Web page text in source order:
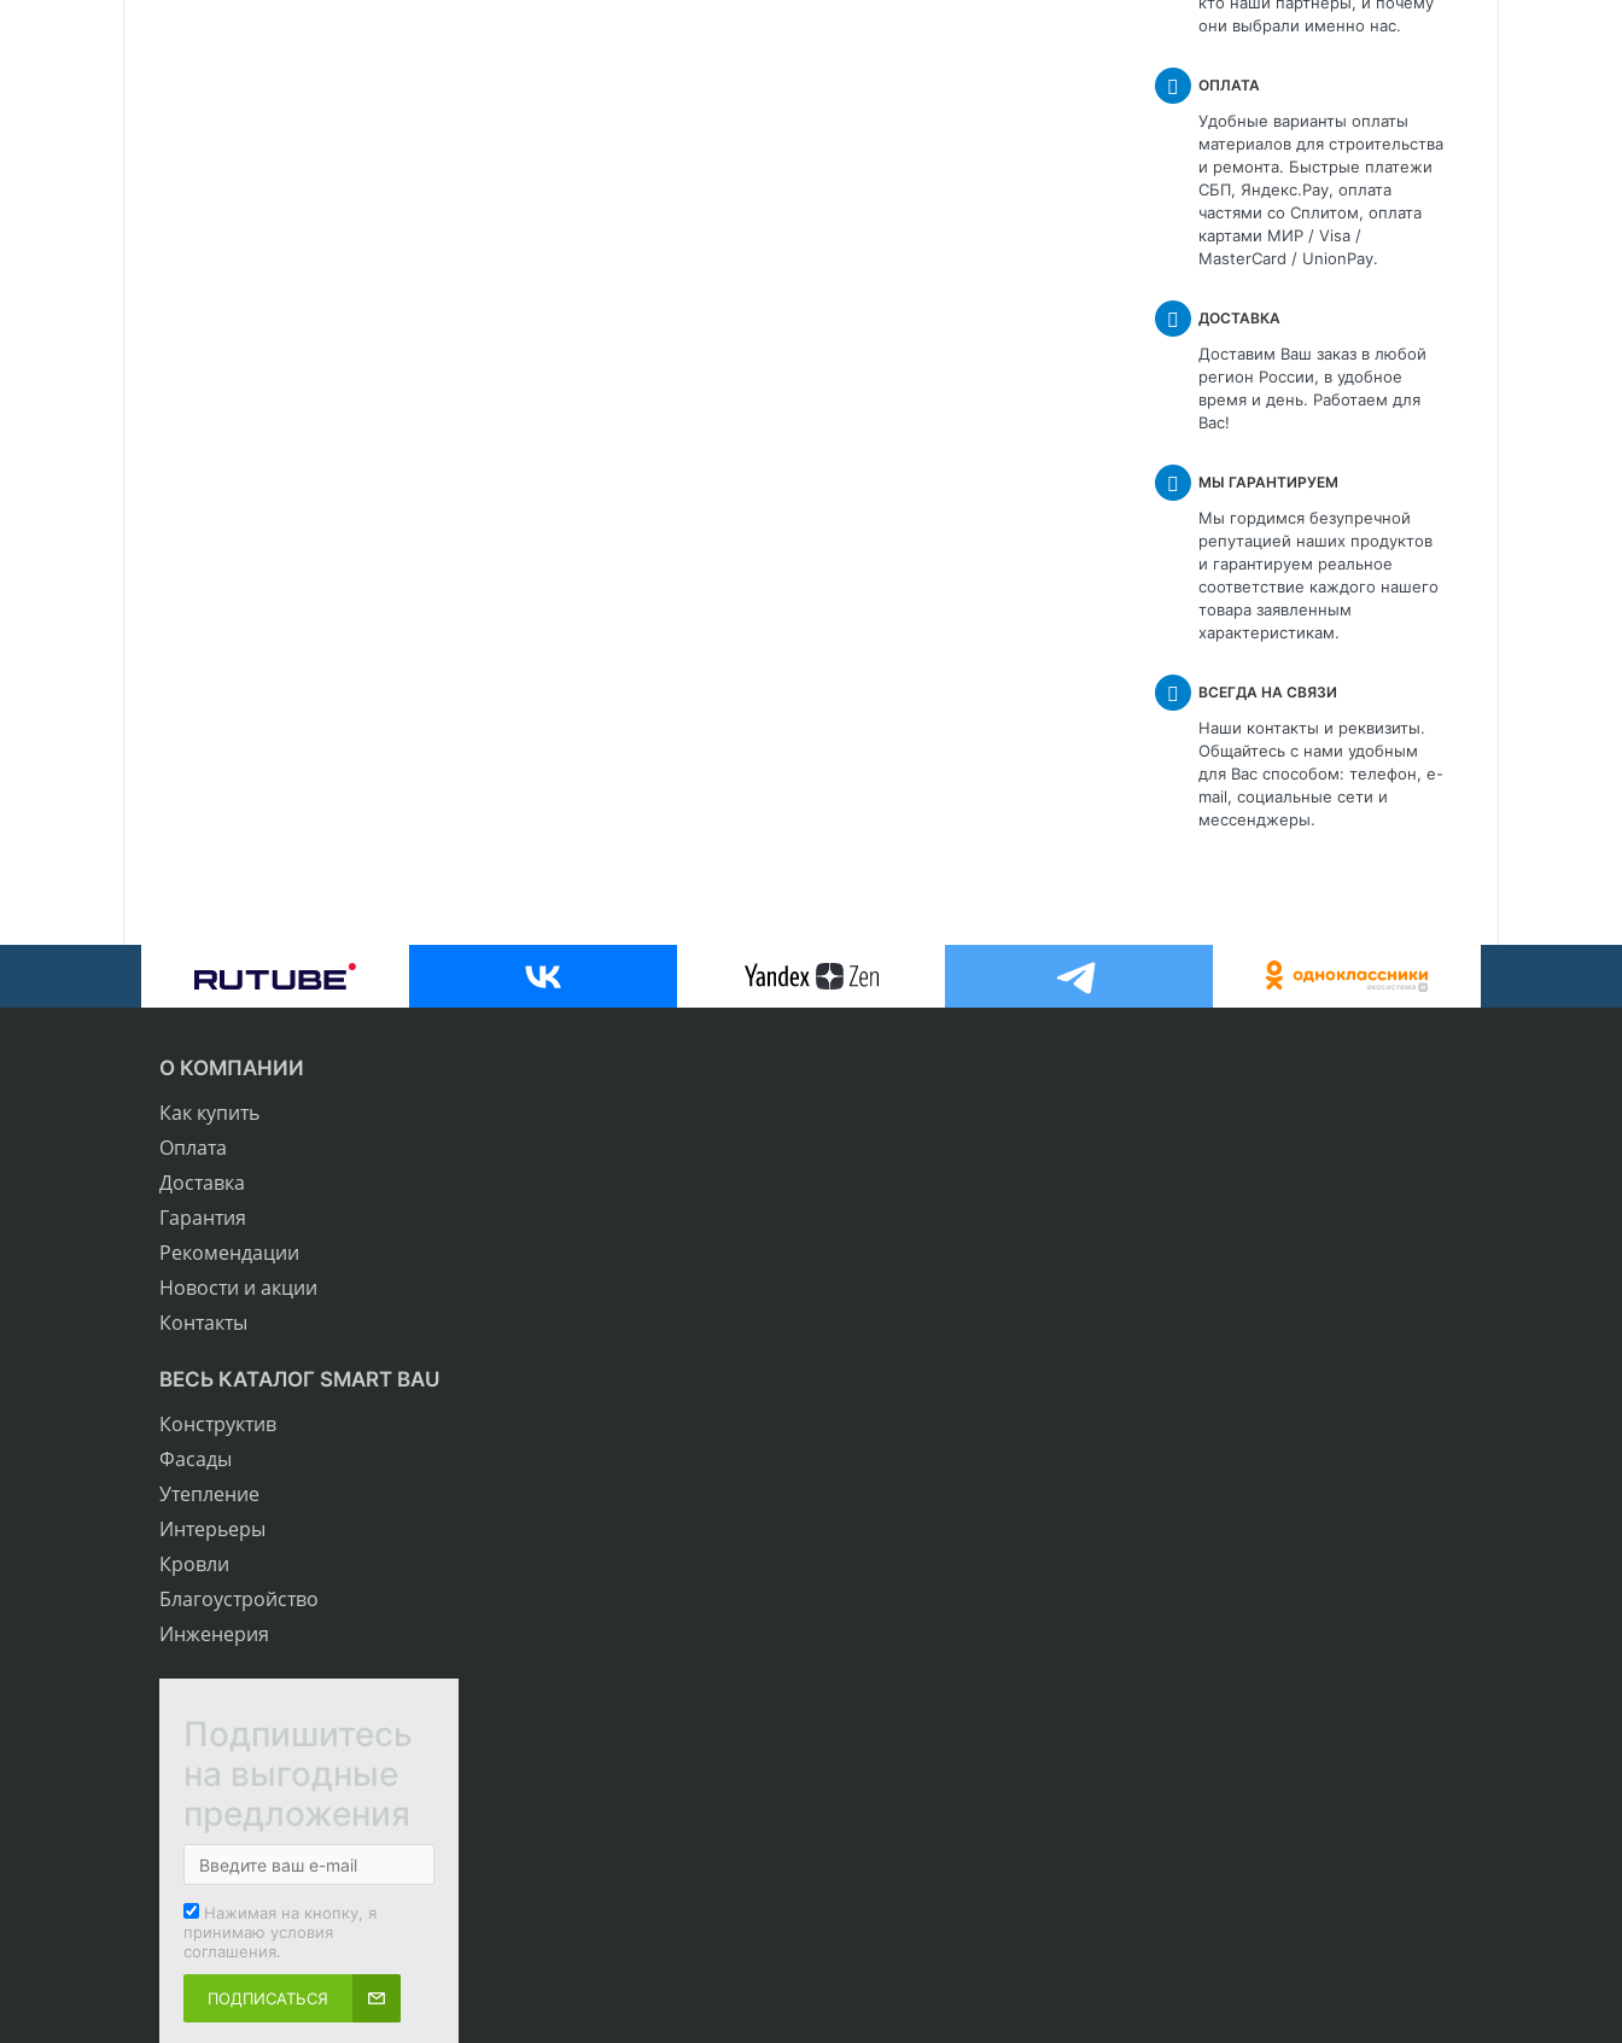
они выбрали именно нас.
ОПЛАТА
Удобные варианты оплаты
материалов для строительства
и ремонта. Быстрые платежи
СБП, Яндекс.Pay, оплата
частями со Сплитом, оплата
картами МИР / Visa /
MasterCard / UnionPay.
ДОСТАВКА
Доставим Ваш заказ в любой
регион России, в удобное
время и день. Работаем для
Вас!
МЫ ГАРАНТИРУЕМ
Мы гордимся безупречной
репутацией наших продуктов
и гарантируем реальное
соответствие каждого нашего
товара заявленным
характеристикам.
ВСЕГДА НА СВЯЗИ
Наши контакты и реквизиты.
Общайтесь с нами удобным
для Вас способом: телефон, e-
mail, социальные сети и
мессенджеры.
О КОМПАНИИ
Как купить
Оплата
Доставка
Гарантия
Рекомендации
Новости и акции
Контакты
ВЕСЬ КАТАЛОГ SMART BAU
Конструктив
Фасады
Утепление
Интерьеры
Кровли
Благоустройство
Инженерия
Подпишитесь
на выгодные
предложения
Нажимая на кнопку, я
принимаю условия
соглашения.
ПОДПИСАТЬСЯ